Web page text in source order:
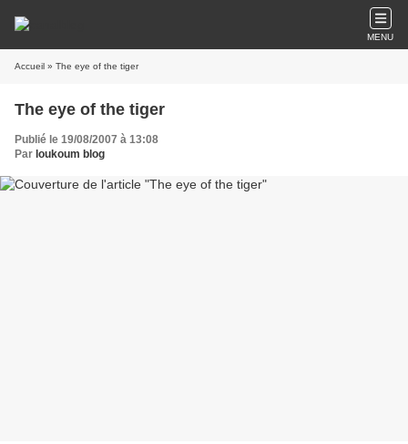
MENU
Accueil » The eye of the tiger
The eye of the tiger
Publié le 19/08/2007 à 13:08
Par loukoum blog